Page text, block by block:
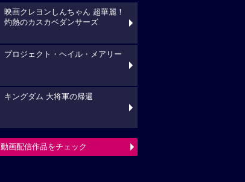
映画クレヨンしんちゃん 超華麗！
灼熱のカスカベダンサーズ
プロジェクト・ヘイル・メアリー
キングダム 大将軍の帰還
動画配信作品をチェック